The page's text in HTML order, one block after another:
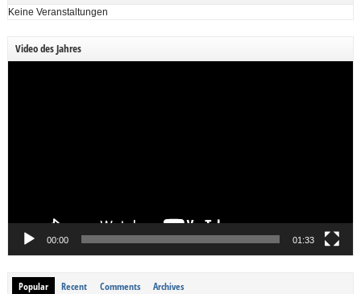
Keine Veranstaltungen
Video des Jahres
00:00 01:33
Popular Recent Comments Archives